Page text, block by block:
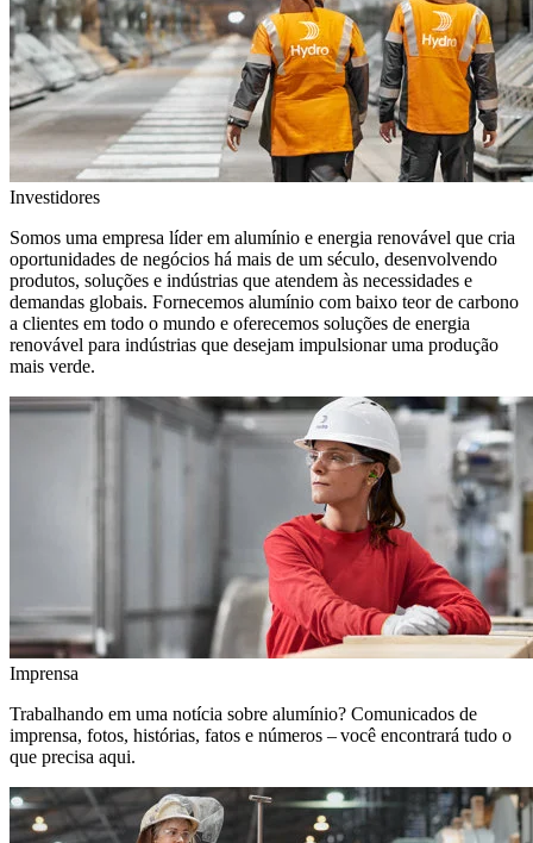
Investidores
Somos uma empresa líder em alumínio e energia renovável que cria
oportunidades de negócios há mais de um século, desenvolvendo
produtos, soluções e indústrias que atendem às necessidades e
demandas globais. Fornecemos alumínio com baixo teor de carbono
a clientes em todo o mundo e oferecemos soluções de energia
renovável para indústrias que desejam impulsionar uma produção
mais verde.
Imprensa
Trabalhando em uma notícia sobre alumínio? Comunicados de
imprensa, fotos, histórias, fatos e números – você encontrará tudo o
que precisa aqui.